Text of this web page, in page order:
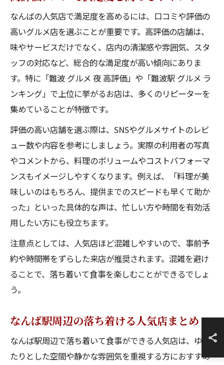
なんばの人気店で満足度を高めるには、口コミや評価の
高いグルメ店を選ぶことが重要です。高評価の店舗は、
味やサービスだけでなく、店内の清潔感や雰囲気、スタ
ッフの対応など、総合的な満足度が高い傾向にありま
す。特に「難波 グルメ 夜 高評価」や「難波駅 グルメ ラ
ンキング」で上位に挙がるお店は、多くのリピーターを
集めていることが特徴です。
評価の高い店舗を選ぶ際は、SNSやグルメサイトのレビ
ュー数や内容を参考にしましょう。実際の利用者の写真
やコメントから、料理のボリュームやコストパフォーマ
ンスもイメージしやすくなります。例えば、「料理が美
味しいのはもちろん、提供までのスピードも早くて助か
った」といった具体的な声は、忙しい方や時間を有効活
用したい方にも役立ちます。
注意点としては、人気店ほど混雑しやすいので、事前予
約や時間帯をずらした来店が推奨されます。混雑を避け
ることで、落ち着いて食事を楽しむことができるでしょ
う。
なんば駅周辺の落ち着ける人気店まとめ
なんば駅周辺で落ち着いて食事ができる人気店は、ゆっ
たりとした空間や静かな雰囲気を重視する方におすすめ